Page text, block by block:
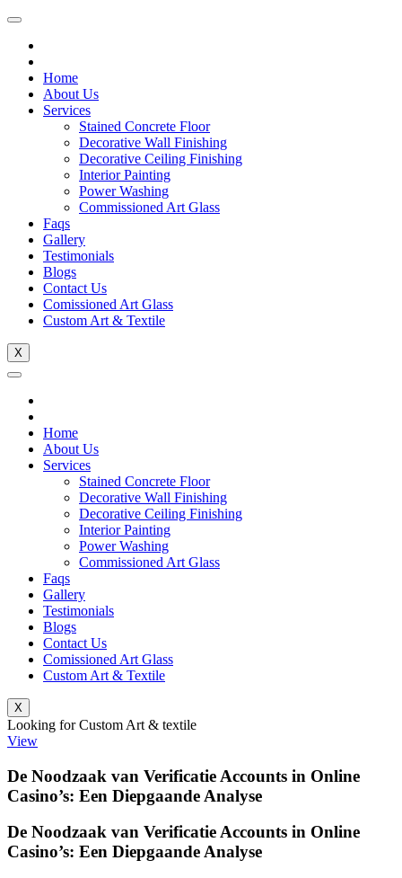
Home
About Us
Services
Stained Concrete Floor
Decorative Wall Finishing
Decorative Ceiling Finishing
Interior Painting
Power Washing
Commissioned Art Glass
Faqs
Gallery
Testimonials
Blogs
Contact Us
Comissioned Art Glass
Custom Art & Textile
X
Home
About Us
Services
Stained Concrete Floor
Decorative Wall Finishing
Decorative Ceiling Finishing
Interior Painting
Power Washing
Commissioned Art Glass
Faqs
Gallery
Testimonials
Blogs
Contact Us
Comissioned Art Glass
Custom Art & Textile
X
Looking for Custom Art & textile
View
De Noodzaak van Verificatie Accounts in Online
Casino’s: Een Diepgaande Analyse
De Noodzaak van Verificatie Accounts in Online
Casino’s: Een Diepgaande Analyse